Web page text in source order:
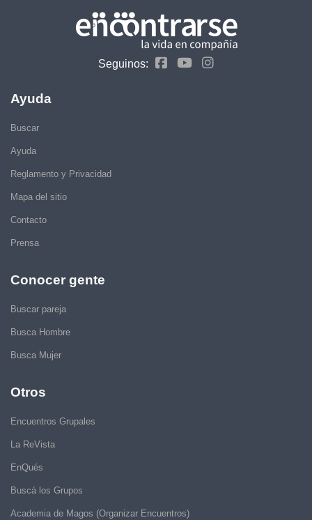
Seguinos:
Ayuda
Buscar
Ayuda
Reglamento y Privacidad
Mapa del sitio
Contacto
Prensa
Conocer gente
Buscar pareja
Busca Hombre
Busca Mujer
Otros
Encuentros Grupales
La ReVista
EnQués
Buscá los Grupos
Academia de Magos (Organizar Encuentros)